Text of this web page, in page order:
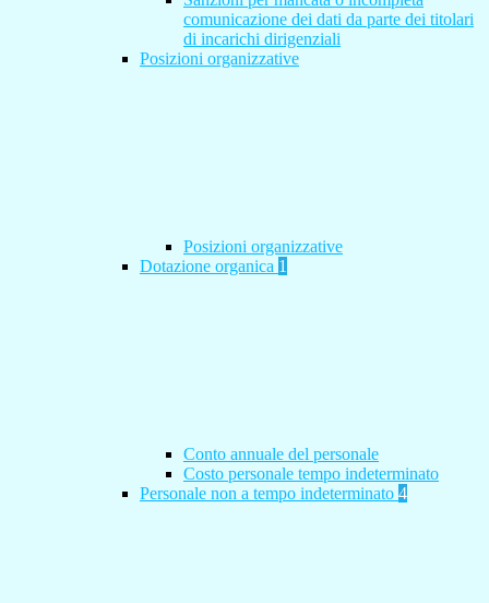
comunicazione dei dati da parte dei titolari
di incarichi dirigenziali
Posizioni organizzative
Posizioni organizzative
Dotazione organica 1
Conto annuale del personale
Costo personale tempo indeterminato
Personale non a tempo indeterminato 4